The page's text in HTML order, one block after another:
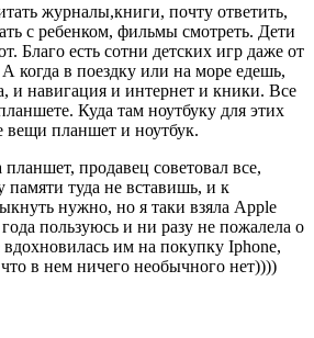
журналы,книги, почту ответить,
с ребенком, фильмы смотреть. Дети
Благо есть сотни детских игр даже от
когда в поездку или на море едешь,
и навигация и интернет и кники. Все
Куда там ноутбуку для этих
вещи планшет и ноутбук.
продавец советовал все,
памяти туда не вставишь, и к
нужно, но я таки взяла Apple
пользуюсь и ни разу не пожалела о
им на покупку Iphone,
что в нем ничего необычного нет))))